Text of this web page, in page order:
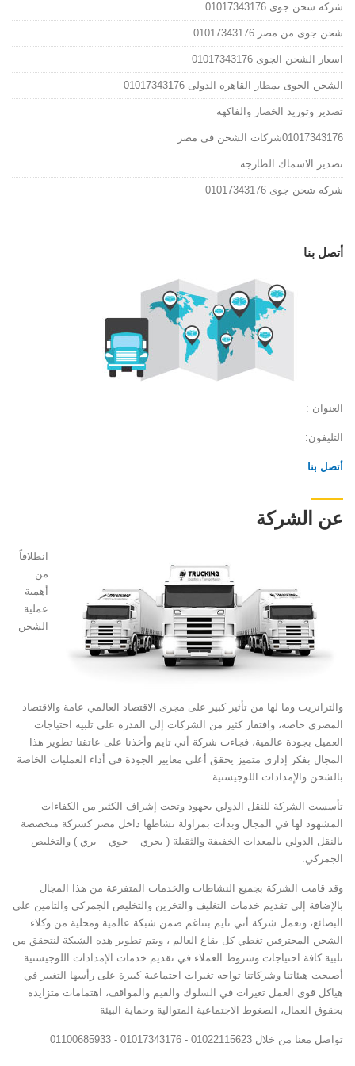
شركه شحن جوى 01017343176
شحن جوى من مصر 01017343176
اسعار الشحن الجوى 01017343176
الشحن الجوى بمطار القاهره الدولى 01017343176
تصدير وتوريد الخضار والفاكهه
01017343176شركات الشحن فى مصر
تصدير الاسماك الطازجه
شركه شحن جوى 01017343176
أتصل بنا
العنوان :
التليفون:
أتصل بنا
عن الشركة
انطلاقاً
من
أهمية
عملية
الشحن
والترانزيت وما لها من تأثير كبير على مجرى الاقتصاد العالمي عامة والاقتصاد
المصري خاصة، وافتقار كثير من الشركات إلى القدرة على تلبية احتياجات
العميل بجودة عالمية، فجاءت شركة أني تايم وأخذنا على عاتقنا تطوير هذا
المجال بفكر إداري متميز يحقق أعلى معايير الجودة في أداء العمليات الخاصة
بالشحن والإمدادات اللوجيستية.
تأسست الشركة للنقل الدولي بجهود وتحت إشراف الكثير من الكفاءات
المشهود لها في المجال وبدأت بمزاولة نشاطها داخل مصر كشركة متخصصة
بالنقل الدولي بالمعدات الخفيفة والثقيلة ( بحري – جوي – بري ) والتخليص
الجمركي.
وقد قامت الشركة بجميع النشاطات والخدمات المتفرعة من هذا المجال
بالإضافة إلى تقديم خدمات التغليف والتخزين والتخليص الجمركي والتامين على
البضائع، وتعمل شركة أني تايم بتناغم ضمن شبكة عالمية ومحلية من وكلاء
الشحن المحترفين تغطي كل بقاع العالم ، ويتم تطوير هذه الشبكة لنتحقق من
تلبية كافة احتياجات وشروط العملاء في تقديم خدمات الإمدادات اللوجيستية.
أصبحت هيئاتنا وشركاتنا تواجه تغيرات اجتماعية كبيرة على رأسها التغيير في
هياكل قوى العمل تغيرات في السلوك والقيم والمواقف، اهتمامات متزايدة
بحقوق العمال، الضغوط الاجتماعية المتوالية وحماية البيئة
تواصل معنا من خلال 01022115623 - 01017343176 - 01100685933